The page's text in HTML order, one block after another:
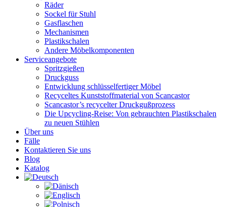
Räder
Sockel für Stuhl
Gasflaschen
Mechanismen
Plastikschalen
Andere Möbelkomponenten
Serviceangebote
Spritzgießen
Druckguss
Entwicklung schlüsselfertiger Möbel
Recyceltes Kunststoffmaterial von Scancastor
Scancastor’s recycelter Druckgußprozess
Die Upcycling-Reise: Von gebrauchten Plastikschalen
zu neuen Stühlen
Über uns
Fälle
Kontaktieren Sie uns
Blog
Katalog